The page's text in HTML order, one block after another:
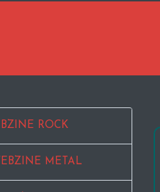
ROCK
METAL